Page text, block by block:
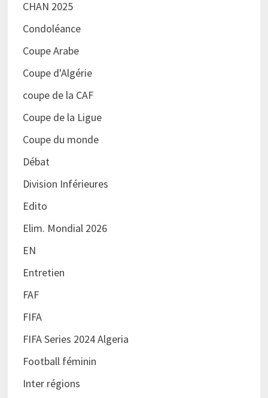
CHAN 2025
Condoléance
Coupe Arabe
Coupe d'Algérie
coupe de la CAF
Coupe de la Ligue
Coupe du monde
Débat
Division Inférieures
Edito
Elim. Mondial 2026
EN
Entretien
FAF
FIFA
FIFA Series 2024 Algeria
Football féminin
Inter régions